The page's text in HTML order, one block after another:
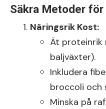
Säkra Metoder
Näringsrik Kost:
Ät proteinrik
baljväxter).
Inkludera
broccoli och
Minska på